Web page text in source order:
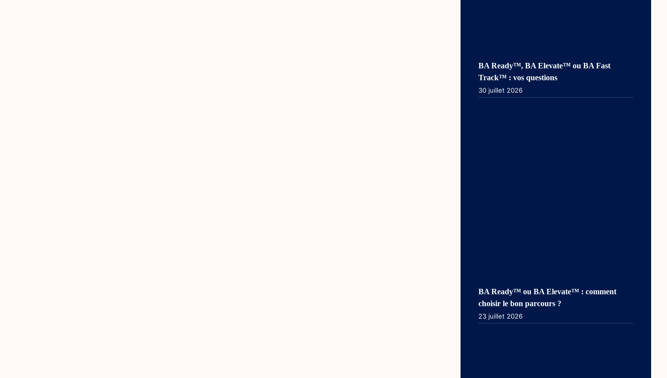
BA Ready™, BA Elevate™ ou BA Fast
Track™ : vos questions
30 juillet 2026
BA Ready™ ou BA Elevate™ : comment
choisir le bon parcours ?
23 juillet 2026